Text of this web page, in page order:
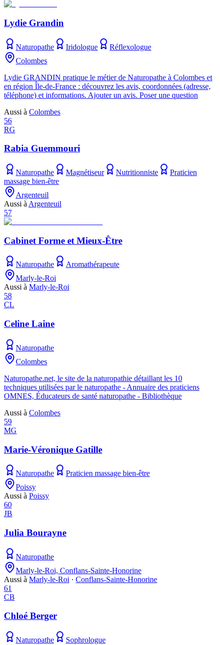
Lydie Grandin
Naturopathe Iridologue
Réflexologue
Colombes
Lydie GRANDIN pratique le métier de Naturopathe à Colombes et
en région Île-de-France : découvrez les avis, coordonnées (adresse,
téléphone) et informations. Ajouter un avis. Poser une question
Aussi à Colombes
56
RG
Rabia Guemmouri
Naturopathe Magnétiseur Nutritionniste
Praticien
massage bien-être
Argenteuil
Aussi à Argenteuil
57
Cabinet Forme et Mieux-Être
Naturopathe
Aromathérapeute
Marly-le-Roi
Aussi à Marly-le-Roi
58
CL
Celine Laine
Naturopathe
Colombes
Naturopathe.net, le site de la naturopathie détaillant les 10
techniques utilisées par le naturopathe - Annuaire des praticiens
OMNES, Éducateurs de santé naturopathe - Bibliothèque
Aussi à Colombes
59
MG
Marie-Véronique Gatille
Naturopathe
Praticien massage bien-être
Poissy
Aussi à Poissy
60
JB
Julia Bourayne
Naturopathe
Marly-le-Roi, Conflans-Sainte-Honorine
Aussi à Marly-le-Roi · Conflans-Sainte-Honorine
61
CB
Chloé Berger
Naturopathe
Sophrologue